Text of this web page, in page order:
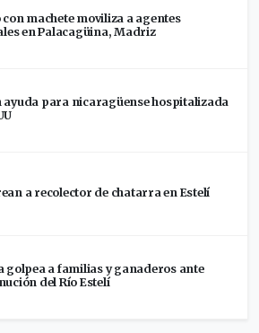
con machete moviliza a agentes
en Palacagüina, Madriz
ayuda para nicaragüense hospitalizada
a recolector de chatarra en Estelí
golpea a familias y ganaderos ante
del Río Estelí